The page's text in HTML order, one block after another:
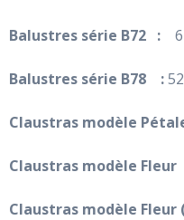
Balustres série B72 : 6
Balustres série B78 :
Claustras modèle
Claustras modèle Fleur
Claustras modèle Fleur